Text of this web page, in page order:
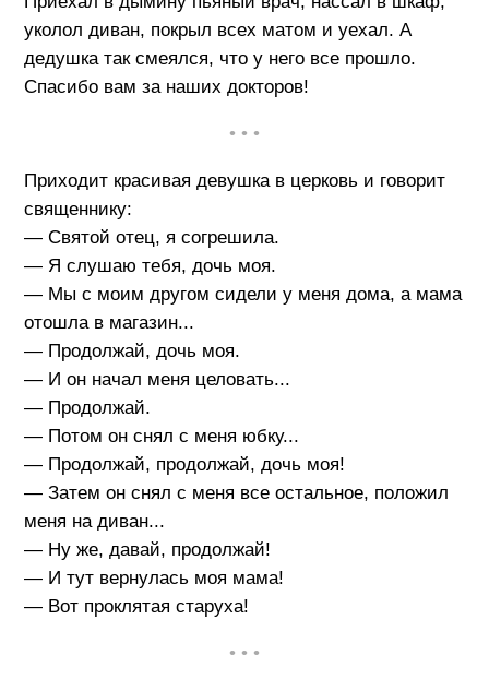
уколол диван, покрыл всех матом и уехал. А
дедушка так смеялся, что у него все прошло.
Спасибо вам за наших докторов!
• • •
Приходит красивая девушка в церковь и говорит
священнику:
— Святой отец, я согрешила.
— Я слушаю тебя, дочь моя.
— Мы с моим другом сидели у меня дома, а мама
отошла в магазин...
— Продолжай, дочь моя.
— И он начал меня целовать...
— Продолжай.
— Потом он снял с меня юбку...
— Продолжай, продолжай, дочь моя!
— Затем он снял с меня все остальное, положил
меня на диван...
— Ну же, давай, продолжай!
— И тут вернулась моя мама!
— Вот проклятая старуха!
• • •